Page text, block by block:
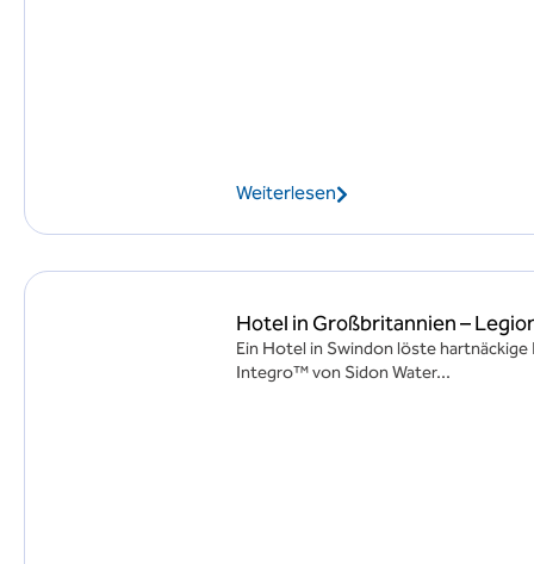
Weiterlesen
Hotel in Großbritannien –
Ein Hotel in Swindon löste
Integro™ von Sidon Water...